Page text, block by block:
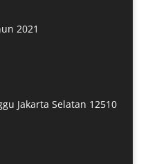
2021
Jakarta Selatan 12510